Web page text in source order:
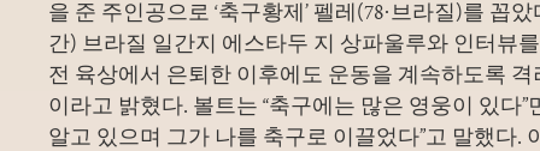
을 준 주인공으로 ‘축구황제’ 펠레(78·브라질)를 꼽
간) 브라질 일간지 에스타두 지 상파울루와 인터뷰
전 육상에서 은퇴한 이후에도 운동을 계속하도록
이라고 밝혔다. 볼트는 “축구에는 많은 영웅이 있다”
알고 있으며 그가 나를 축구로 이끌었다”고 말했다.